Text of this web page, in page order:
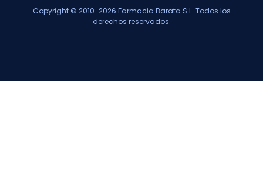
Copyright © 2010-2026 Farmacia Barata S.L. Todos los
derechos reservados.